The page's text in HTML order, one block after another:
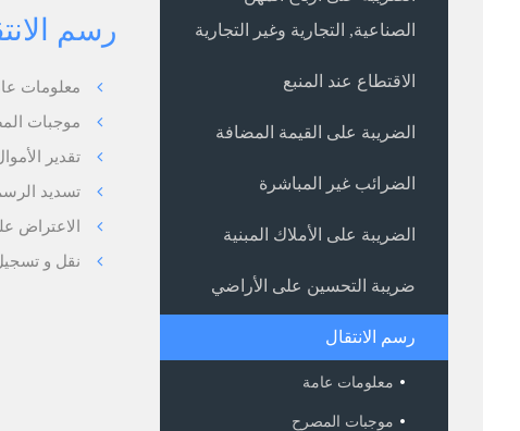
الصناعية, التجارية وغير التجارية
الاقتطاع عند المنبع
الضريبة على القيمة المضافة
الضرائب غير المباشرة
الضريبة على الأملاك المبنية
ضريبة التحسين على الأراضي
رسم الانتقال
معلومات عامة
موجبات المصرح
رسم
معلومات
موجبات
تقدير
تسديد
الاعتراض
نقل و